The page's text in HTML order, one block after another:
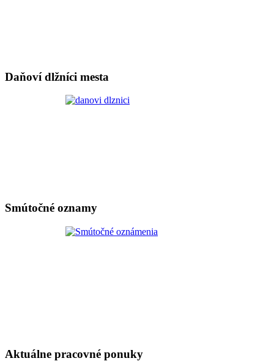
Daňoví dlžníci mesta
Smútočné oznamy
Aktuálne pracovné ponuky